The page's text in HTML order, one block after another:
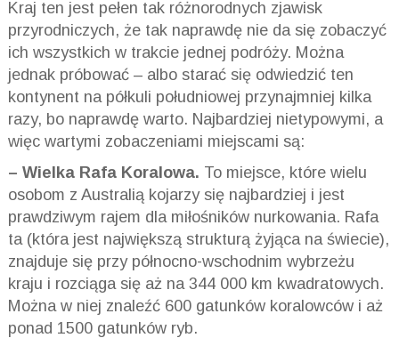
Kraj ten jest pełen tak różnorodnych zjawisk
przyrodniczych, że tak naprawdę nie da się zobaczyć
ich wszystkich w trakcie jednej podróży. Można
jednak próbować – albo starać się odwiedzić ten
kontynent na półkuli południowej przynajmniej kilka
razy, bo naprawdę warto. Najbardziej nietypowymi, a
więc wartymi zobaczeniami miejscami są:
– Wielka Rafa Koralowa. To miejsce, które wielu
osobom z Australią kojarzy się najbardziej i jest
prawdziwym rajem dla miłośników nurkowania. Rafa
ta (która jest największą strukturą żyjąca na świecie),
znajduje się przy północno-wschodnim wybrzeżu
kraju i rozciąga się aż na 344 000 km kwadratowych.
Można w niej znaleźć 600 gatunków koralowców i aż
ponad 1500 gatunków ryb.